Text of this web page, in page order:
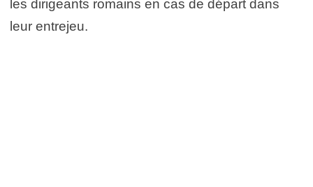
les dirigeants romains en cas de départ dans
leur entrejeu.